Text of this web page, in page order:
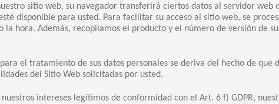
sitio web, su navegador transferirá ciertos datos al servidor web
disponible para usted. Para facilitar su acceso al sitio web, se
la hora. Además, recopilamos el producto y el número de versión de
el tratamiento de sus datos personales se deriva del hecho de
del Sitio Web solicitadas por usted.
intereses legítimos de conformidad con el Art. 6 f) GDPR,